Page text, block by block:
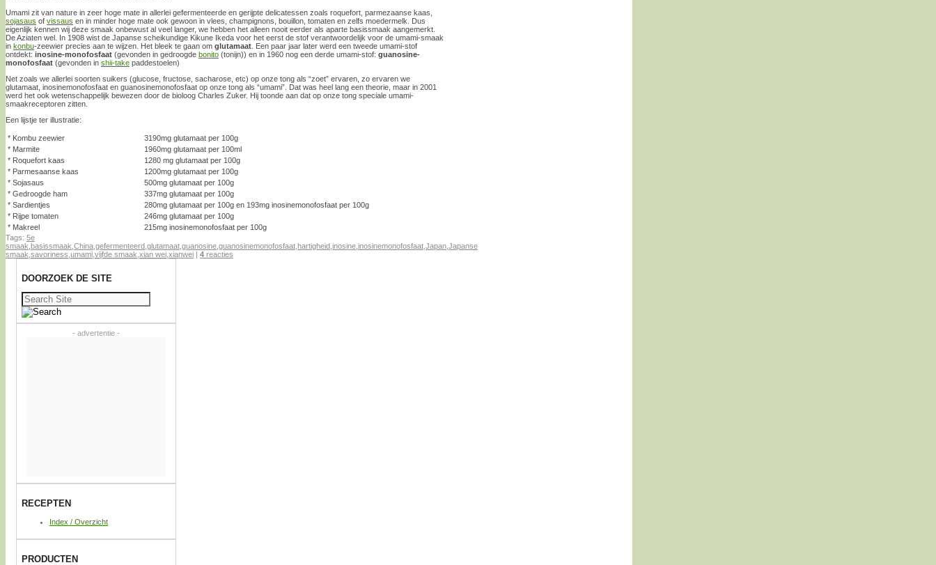
Umami zit van nature in zeer hoge mate in allerlei gefermenteerde en gerijpte delicatessen zoals roquefort, parmezaanse kaas,
sojasaus of vissaus en in minder hoge mate ook gewoon in vlees, champignons, bouillon, tomaten en zelfs moedermelk. Dus
eigenlijk kennen wij deze smaak onbewust al veel langer, we hebben het alleen nooit eerder als aparte basissmaak aangemerkt.
De Aziaten wel. In 1908 wist de Japanse scheikundige Kikune Ikeda voor het eerst de stof verantwoordelijk voor de umami-smaak
in konbu-zeewier precies aan te wijzen. Het bleek te gaan om glutamaat . Een paar jaar later werd een tweede umami-stof
ontdekt: inosine-monofosfaat (gevonden in gedroogde bonito (tonijn)) en in 1960 nog een derde umami-stof: guanosine-
monofosfaat (gevonden in shii-take paddestoelen)
Net zoals we allerlei soorten suikers (glucose, fructose, sacharose, etc) op onze tong als “zoet” ervaren, zo ervaren we
glutamaat, inosinemonofosfaat en guanosinemonofosfaat op onze tong als “umami”. Dat was heel lang een theorie, maar in 2001
werd het ook wetenschappelijk bewezen door de bioloog Charles Zuker. Hij toonde aan dat op onze tong speciale umami-
smaakreceptoren zitten.
Een lijstje ter illustratie:
* Kombu zeewier
3190mg glutamaat per 100g
* Marmite
1960mg glutamaat per 100ml
* Roquefort kaas
1280 mg glutamaat per 100g
* Parmesaanse kaas
1200mg glutamaat per 100g
* Sojasaus
500mg glutamaat per 100g
* Gedroogde ham
337mg glutamaat per 100g
* Sardientjes
280mg glutamaat per 100g en 193mg inosinemonofosfaat per 100g
* Rijpe tomaten
246mg glutamaat per 100g
* Makreel
215mg inosinemonofosfaat per 100g
Tags: 5e
smaak basissmaak China gefermenteerd glutamaat guanosine guanosinemonofosfaat hartigheid inosine inosinemonofosfaat Japan Japanse
smaak savoriness umami vijfde smaak xian wei xianwei | 4 reacties
DOORZOEK DE SITE
Zoeken
naar:
- advertentie -
RECEPTEN
Index / Overzicht
PRODUCTEN